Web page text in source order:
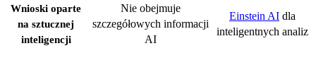
Wnioski oparte
na sztucznej
inteligencji
Nie obejmuje
szczegółowych informacji
AI
Einstein AI dla
inteligentnych analiz